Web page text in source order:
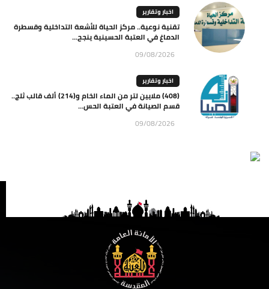
اخبار وتقارير
تقنية نوعية.. مركز الحياة للأشعة التداخلية وقسطرة
الدماغ في العتبة الحسينية ينجح...
09/08/2026
اخبار وتقارير
(408) ملايين لتر من الماء الخام و(214) ألف قالب ثلج..
قسم الصيانة في العتبة الحس...
09/08/2026